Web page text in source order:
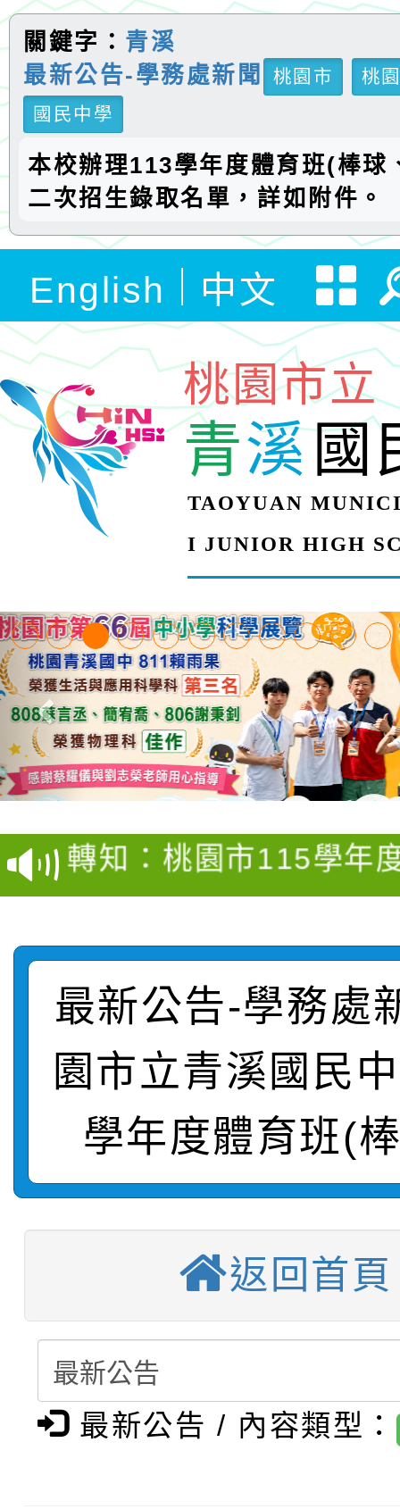
關鍵字： 青溪
最新公告-學務處新聞
桃園市
桃
國民中學
本校辦理113學年度體育班(棒球
二次招生錄取名單，詳如附件。
English 中文
桃園市立
青溪國
TAOYUAN
I JUNIOR HIGH
【甄選結果(第4招)】
學年度第1學期第9次代
結果(第4招)
【甄選結果(第12招)】
學年度第1學期第7次代
結果(第12招)
轉知：桃園市115學年
賽及師生本土語及新住
賽實施要點
轉知：「桃園市115學
比賽實施要點」
轉知：「115年金融知
動辦法」
轉知臺中市政府政風處
城市手牽手，綠能透明
畫影片一案
轉知：「115學年度全
劇比賽實施要點」及修
表
轉知：桃園市115年度
敬師藝文競賽』實施計
【甄選結果(第11招)】
學年度第1學期第7次代
【甄選結果(第3招)】
結果(第3招)
【甄選結果(第4招)】
學年度第1學期第9次
結果(第4招)
【甄選結果(第12招)】
學年度第1學期第7次代
結果(第12招)
轉知：桃園市115學年
賽及師生本土語及新住
賽實施要點
轉知：「桃園市115學
比賽實施要點」
轉知：「115年金融知
最新公告-學務處
園市立青溪國民
學年度體育班(
返回首頁
最新公告 / 內容類型：